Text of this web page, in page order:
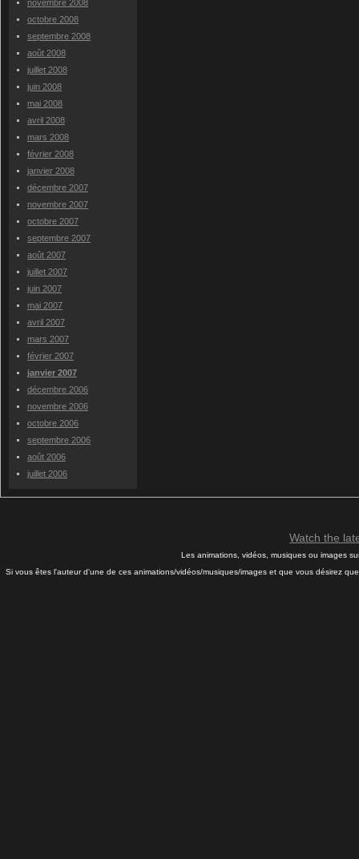
novembre 2008
octobre 2008
septembre 2008
août 2008
juillet 2008
juin 2008
mai 2008
avril 2008
mars 2008
février 2008
janvier 2008
décembre 2007
novembre 2007
octobre 2007
septembre 2007
août 2007
juillet 2007
juin 2007
mai 2007
avril 2007
mars 2007
février 2007
janvier 2007
décembre 2006
novembre 2006
octobre 2006
septembre 2006
août 2006
juillet 2006
Watch the
Les animations, vidéos, musiques ou images
Si vous êtes l'auteur d'une de ces animations/vidéos/musiques/images et que vous désirez